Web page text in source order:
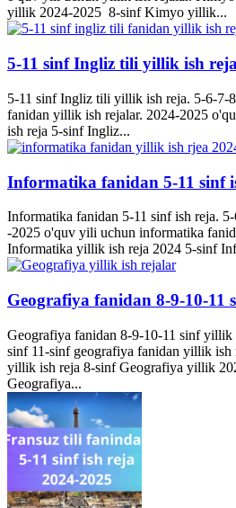
yillik 2024-2025 8-sinf Kimyo yillik...
5-11 sinf Ingliz tili yillik ish reja
5-11 sinf Ingliz tili yillik ish reja. 5-6-7-
fanidan yillik ish rejalar. 2024-2025
ish reja 5-sinf Ingliz...
Informatika fanidan 5-11 sinf
Informatika fanidan 5-11 sinf ish reja.
-2025 o'quv yili uchun informatika
Informatika yillik ish reja 2024 5-sinf
Geografiya fanidan 8-9-10-
Geografiya fanidan 8-9-10-11 sinf
sinf 11-sinf geografiya fanidan yillik ish
yillik ish reja 8-sinf Geografiya yillik
Geografiya...